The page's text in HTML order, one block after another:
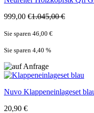
999,00 €1.045,00 €
Sie sparen 46,00 €
Sie sparen 4,40 %
Nuvo Klappeneinlageset
20,90 €